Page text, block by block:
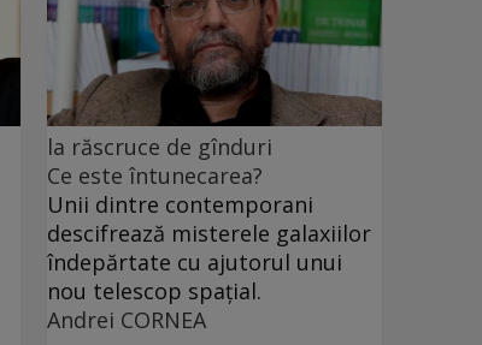
la răscruce de gînduri
Ce este întunecarea?
Unii dintre contemporani
descifrează misterele galaxiilor
îndepărtate cu ajutorul unui
nou telescop spațial.
Andrei CORNEA